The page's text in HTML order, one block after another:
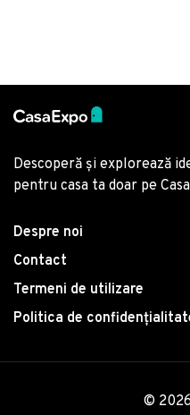
Descoperă și explorează
pentru casa ta doar pe
Despre noi
Contact
Termeni de utilizare
Politica de
©